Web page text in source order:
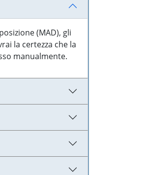
(MAD), gli
la certezza che la
manualmente.